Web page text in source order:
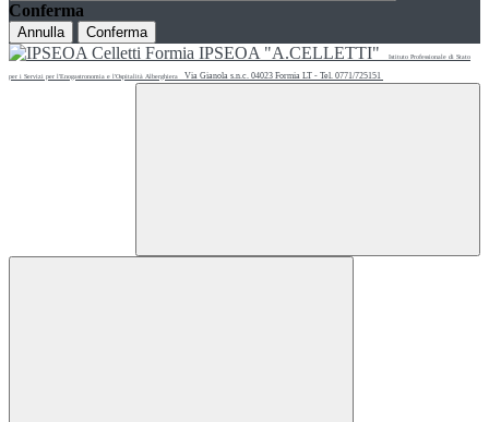
Conferma
Annulla Conferma
IPSEOA "A.CELLETTI" Istituto Professionale di Stato
per i Servizi per l'Enogastronomia e l'Ospitalità Alberghiera Via Gianola s.n.c. 04023 Formia LT - Tel. 0771/725151